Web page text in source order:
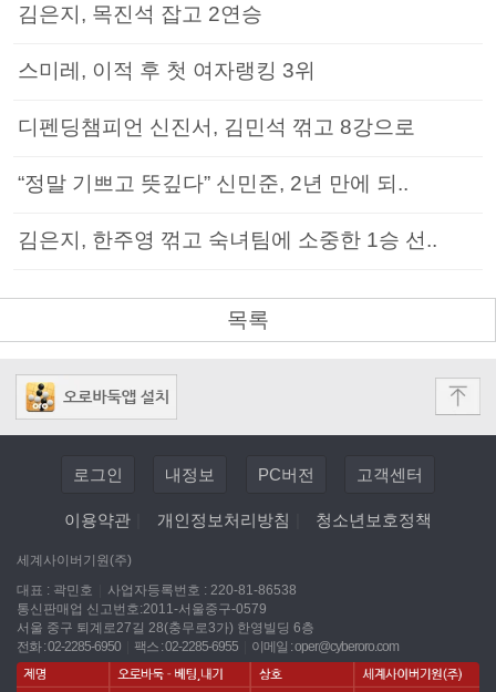
김은지, 목진석 잡고 2연승
스미레, 이적 후 첫 여자랭킹 3위
디펜딩챔피언 신진서, 김민석 꺾고 8강으로
“정말 기쁘고 뜻깊다” 신민준, 2년 만에 되..
김은지, 한주영 꺾고 숙녀팀에 소중한 1승 선..
목록
로그인 내정보 PC버전 고객센터
이용약관 개인정보처리방침 청소년보호정책
세계사이버기원(주)
대표 : 곽민호
사업자등록번호 : 220-81-86538
통신판매업 신고번호:2011-서울중구-0579
서울 중구 퇴계로27길 28(충무로3가) 한영빌딩 6층
전화 : 02-2285-6950
팩스 : 02-2285-6955 이메일 :oper@cyberoro.com